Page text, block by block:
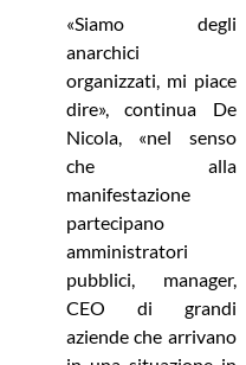
«Siamo degli
anarchici
organizzati, mi piace
dire», continua De
Nicola, «nel senso
che alla
manifestazione
partecipano
amministratori
pubblici, manager,
CEO di grandi
aziende che arrivano